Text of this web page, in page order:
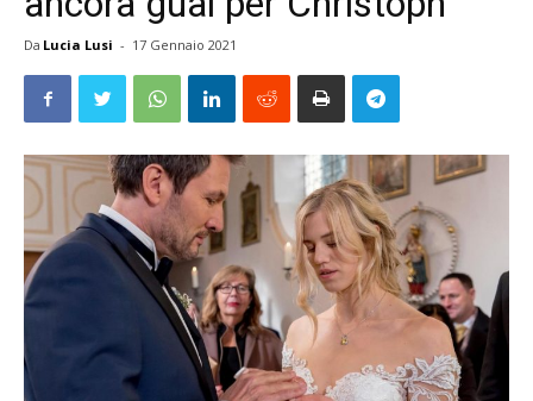
Da Lucia Lusi - 17 Gennaio 2021